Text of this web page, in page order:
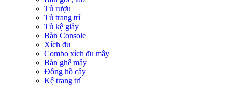
Tủ rượu
Tủ trang trí
Tủ kệ giầy
Bàn Console
Xích đu
Combo xích đu mây
Bàn ghế mây
Đồng hồ cây
Kệ trang trí